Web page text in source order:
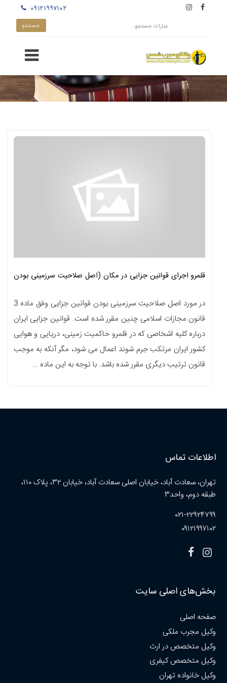
۰۹۱۲۱۹۹۷۱۰۲
قلمرو اجرای قوانین جزایی در مکان (اصل صلاحیت سرزمینی بودن
قوانین جزایی)
در مورد اصل صلاحیت سرزمینی بودن قوانین جزایی وفق ماده 3
قانون مجازات اسلامی چنین مقرر شده است. قوانین جزایی ایران
درباره کلیه اشخاصی که در قلمرو حاکمیت زمینی، دریایی و هوایی
کشور ایران مرتکب جرم شوند اعمال می شود، مگر آنکه به موجب
قانون ترتیب دیگری مقرر شده باشد. با توجه به این ماده …
اطلاعات تماس
تهران، سعادت آباد، خیابان اصلی سعادت آباد، خیابان ۳۲، پلاک ۱۱۰،
طبقه دوم، واحد۳
۰۲۱-۲۲۹۲۴۷۹۹
۰۹۱۲۱۹۹۷۱۰۲
بخش‌های اصلی سایت
صفحه اصلی
وکیل مجرب ملکی
وکیل متخصص در ارث
وکیل متخصص کیفری
وکیل خانواده تهران